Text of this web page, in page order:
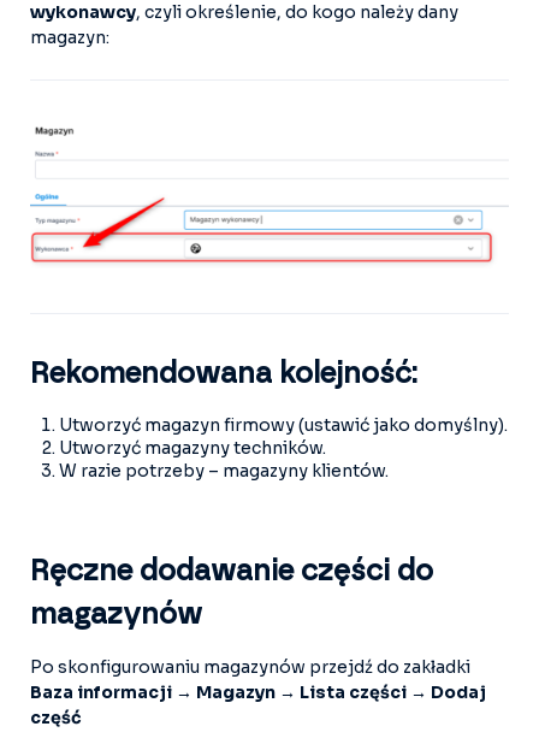
wykonawcy, czyli określenie, do kogo należy dany
magazyn:
Rekomendowana kolejność:
Utworzyć magazyn firmowy (ustawić jako domyślny).
Utworzyć magazyny techników.
W razie potrzeby – magazyny klientów.
Ręczne dodawanie części do
magazynów
Po skonfigurowaniu magazynów przejdź do zakładki
Baza informacji → Magazyn → Lista części → Dodaj
część